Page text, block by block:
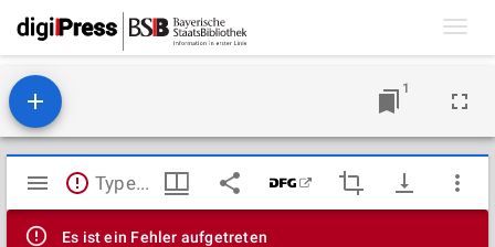
1
Mirador
Viewer
TypeError: Failed to fetch
Es ist ein Fehler aufgetreten